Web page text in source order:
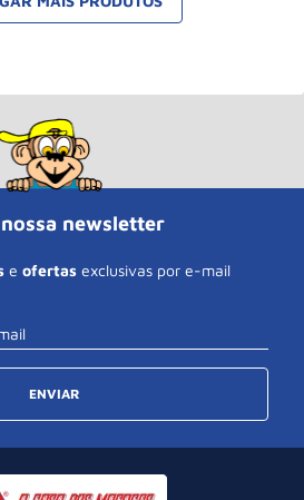
newsletter
e ofertas exclusivas por e-mail
ENVIAR